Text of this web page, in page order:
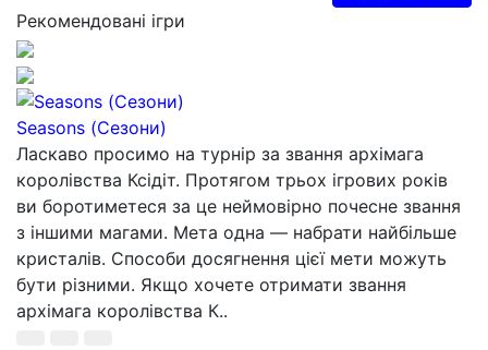
Рекомендовані ігри
Seasons (Сезони)
Ласкаво просимо на турнір за звання архімага
королівства Ксідіт. Протягом трьох ігрових років
ви боротиметеся за це неймовірно почесне звання
з іншими магами. Мета одна — набрати найбільше
кристалів. Способи досягнення цієї мети можуть
бути різними. Якщо хочете отримати звання
архімага королівства К..